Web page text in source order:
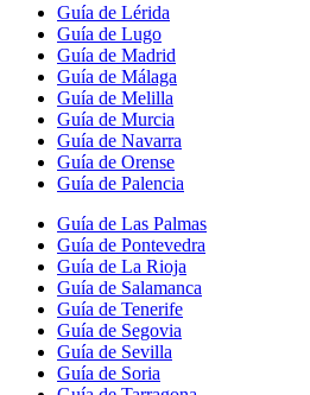
Guía de Lérida
Guía de Lugo
Guía de Madrid
Guía de Málaga
Guía de Melilla
Guía de Murcia
Guía de Navarra
Guía de Orense
Guía de Palencia
Guía de Las Palmas
Guía de Pontevedra
Guía de La Rioja
Guía de Salamanca
Guía de Tenerife
Guía de Segovia
Guía de Sevilla
Guía de Soria